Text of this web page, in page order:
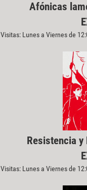
Afónicas
Visitas: Lunes a Viernes de
Resistencia
Visitas: Lunes a Viernes de